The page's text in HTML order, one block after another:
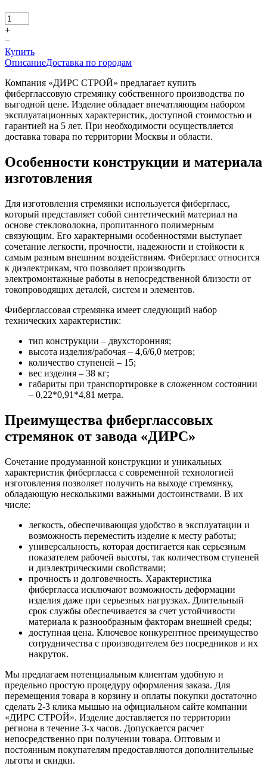
+
−
Купить
ОписаниеДоставка по городам
Компания «ДИРС СТРОЙ» предлагает купить
фиберглассовую стремянку собственного производства по
выгодной цене. Изделие обладает впечатляющим набором
эксплуатационных характеристик, доступной стоимостью и
гарантией на 5 лет. При необходимости осуществляется
доставка товара по территории Москвы и области.
Особенности конструкции и материала
изготовления
Для изготовления стремянки используется фибергласс,
который представляет собой синтетический материал на
основе стекловолокна, пропитанного полимерным
связующим. Его характерными особенностями выступает
сочетание легкости, прочности, надежности и стойкости к
самым разным внешним воздействиям. Фибергласс относится
к диэлектрикам, что позволяет производить
электромонтажные работы в непосредственной близости от
токопроводящих деталей, систем и элементов.
Фиберглассовая стремянка имеет следующий набор
технических характеристик:
тип конструкции – двухсторонняя;
высота изделия/рабочая – 4,6/6,0 метров;
количество ступеней – 15;
вес изделия – 38 кг;
габариты при транспортировке в сложенном состоянии
– 0,22*0,91*4,81 метра.
Преимущества фиберглассовых
стремянок от завода «ДИРС»
Сочетание продуманной конструкции и уникальных
характеристик фибергласса с современной технологией
изготовления позволяет получить на выходе стремянку,
обладающую несколькими важными достоинствами. В их
числе:
легкость, обеспечивающая удобство в эксплуатации и
возможность переместить изделие к месту работы;
универсальность, которая достигается как серьезным
показателем рабочей высоты, так количеством ступеней
и диэлектрическими свойствами;
прочность и долговечность. Характеристика
фибергласса исключают возможность деформации
изделия даже при серьезных нагрузках. Длительный
срок службы обеспечивается за счет устойчивости
материала к разнообразным факторам внешней среды;
доступная цена. Ключевое конкурентное преимущество
сотрудничества с производителем без посредников и их
накруток.
Мы предлагаем потенциальным клиентам удобную и
предельно простую процедуру оформления заказа. Для
перемещения товара в корзину и оплаты покупки достаточно
сделать 2-3 клика мышью на официальном сайте компании
«ДИРС СТРОЙ». Изделие доставляется по территории
региона в течение 3-х часов. Допускается расчет
непосредственно при получении товара. Оптовым и
постоянным покупателям предоставляются дополнительные
льготы и скидки.